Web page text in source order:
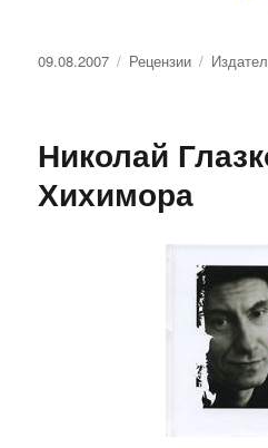
Опубликовано
09.08.2007 Рубрики
Рецензии Метки
Николай
Хихимора